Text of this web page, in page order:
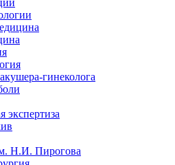
гинеколога
экспертиза
Н.И. Пирогова